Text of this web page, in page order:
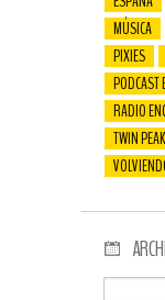
MÚSICA
PIXIES
PODCAST
RADIO
TWIN